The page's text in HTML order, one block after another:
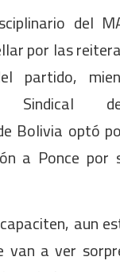
del
por las
partido,
Sindical
Bolivia optó
a Ponce por
aun
van a ver